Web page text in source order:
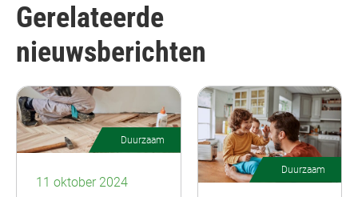
Gerelateerde
nieuwsberichten
Duurzaam
11 oktober 2024
Duurzaam